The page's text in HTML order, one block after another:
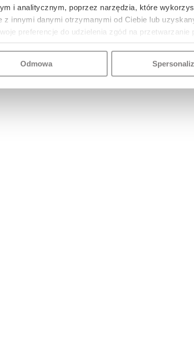
i analitycznym, poprzez narzędzia, które
z innymi danymi otrzymanymi od Ciebie lub
preferencje do udzielenia zgód na
Odmowa